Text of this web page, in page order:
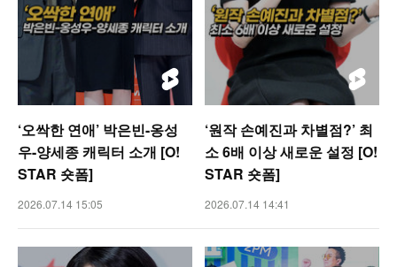
‘오싹한 연애’ 박은빈-옹성
우-양세종 캐릭터 소개 [O!
STAR 숏폼]
2026.07.14 15:05
‘원작 손예진과 차별점?’ 최
소 6배 이상 새로운 설정 [O!
STAR 숏폼]
2026.07.14 14:41